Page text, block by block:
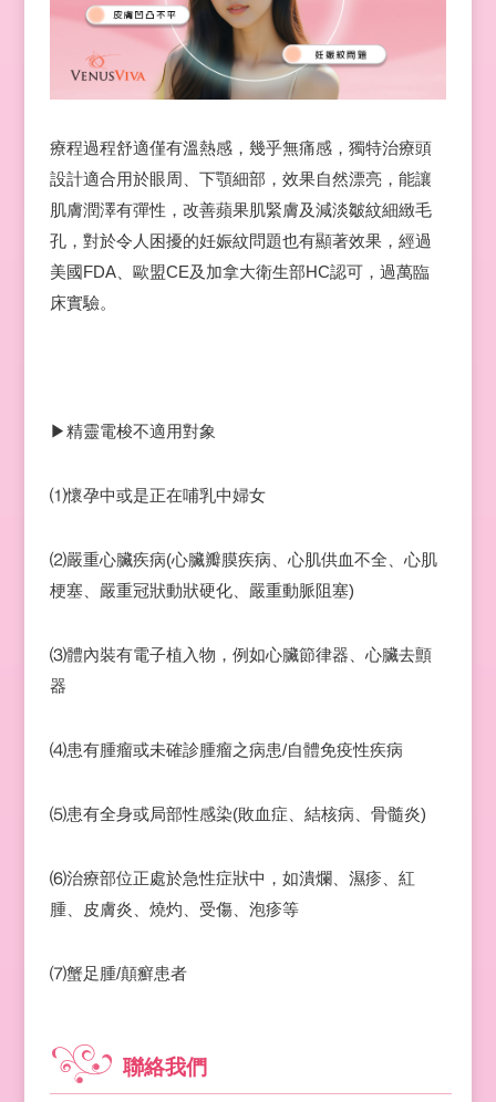
療程過程舒適僅有溫熱感，幾乎無痛感，獨特治療頭
設計適合用於眼周、下顎細部，效果自然漂亮，能讓
肌膚潤澤有彈性，改善蘋果肌緊膚及減淡皺紋細緻毛
孔，對於令人困擾的妊娠紋問題也有顯著效果，經過
美國FDA、歐盟CE及加拿大衛生部HC認可，過萬臨
床實驗。
▶精靈電梭不適用對象
⑴懷孕中或是正在哺乳中婦女
⑵嚴重心臟疾病(心臟瓣膜疾病、心肌供血不全、心肌
梗塞、嚴重冠狀動狀硬化、嚴重動脈阻塞)
⑶體內裝有電子植入物，例如心臟節律器、心臟去顫
器
⑷患有腫瘤或未確診腫瘤之病患/自體免疫性疾病
⑸患有全身或局部性感染(敗血症、結核病、骨髓炎)
⑹治療部位正處於急性症狀中，如潰爛、濕疹、紅
腫、皮膚炎、燒灼、受傷、泡疹等
⑺蟹足腫/顛癬患者
聯絡我們